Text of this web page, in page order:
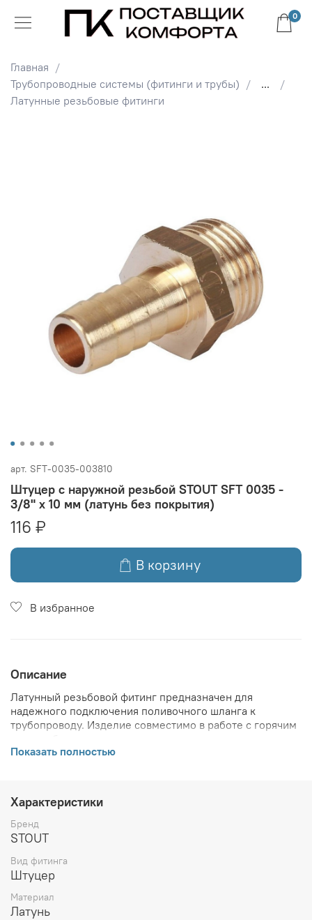
0
Главная
Трубопроводные системы (фитинги и трубы)
...
Латунные резьбовые фитинги
арт. SFT-0035-003810
Штуцер с наружной резьбой STOUT SFT 0035 -
3/8" x 10 мм (латунь без покрытия)
116 ₽
В корзину
В избранное
Описание
Латунный резьбовой фитинг предназначен для
надежного подключения поливочного шланга к
трубопроводу. Изделие совместимо в работе с горячим
средами.
габаритах, внешнем виде и цвете, стране производства
и основываются на последних доступных сведениях от
производителя. Производитель оставляет за собой
право в любой момент без обязательного извещения
характеристики, не ухудшающие потребительских
свойств товара.
Показать полностью
Характеристики
Бренд
STOUT
Вид фитинга
Штуцер
Материал
Латунь